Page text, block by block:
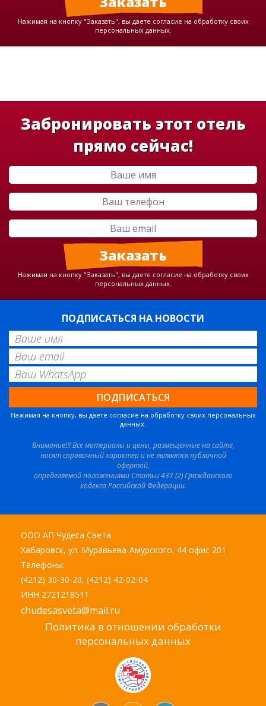
Нажимая на кнопку "Заказать", вы даете согласие на обработку своих
персональных данных.
Забронировать этот отель
прямо сейчас!
Нажимая на кнопку "Заказать", вы даете согласие на обработку своих
персональных данных.
ПОДПИСАТЬСЯ НА НОВОСТИ
Нажимая на кнопку, вы даете согласие на обработку своих персональных
данных.
Внимание!!! Все материалы и цены, размещенные на сайте,
носят справочный характер и не являются публичной
офертой,
определяемой положениями Статьи 437 (2) Гражданского
кодекса Российской Федерации.
ООО АП Чудеса Света
Хабаровск, ул. Муравьева-Амурского, 44 офис 201
Телефоны:
(4212) 30-30-20, (4212) 42-02-04
ИНН 2721218511
chudesasveta@mail.ru
Политика в отношении обработки
персональных данных